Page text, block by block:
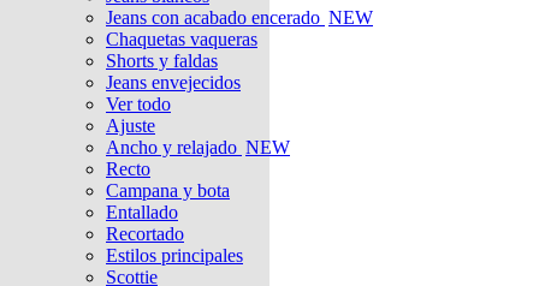
Jeans con acabado encerado NEW
Chaquetas vaqueras
Shorts y faldas
Jeans envejecidos
Ver todo
Ajuste
Ancho y relajado NEW
Recto
Campana y bota
Entallado
Recortado
Estilos principales
Scottie